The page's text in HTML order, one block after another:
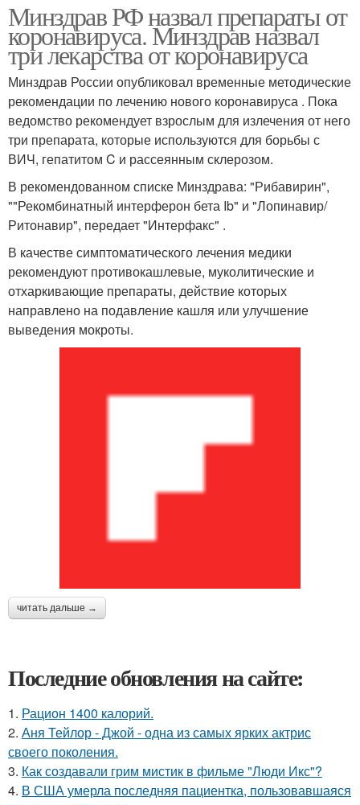
Минздрав РФ назвал препараты от
коронавируса. Минздрав назвал
три лекарства от коронавируса
Минздрав России опубликовал временные методические
рекомендации по лечению нового коронавируса . Пока
ведомство рекомендует взрослым для излечения от него
три препарата, которые используются для борьбы с
ВИЧ, гепатитом C и рассеянным склерозом.
В рекомендованном списке Минздрава: "Рибавирин",
""Рекомбинатный интерферон бета Ib" и "Лопинавир/
Ритонавир", передает "Интерфакс" .
В качестве симптоматического лечения медики
рекомендуют противокашлевые, муколитические и
отхаркивающие препараты, действие которых
направлено на подавление кашля или улучшение
выведения мокроты.
читать дальше →
Последние обновления на сайте:
1. Рацион 1400 калорий.
2. Аня Тейлор - Джой - одна из самых ярких актрис
своего поколения.
3. Как создавали грим мистик в фильме "Люди Икс"?
4. В США умерла последняя пациентка, пользовавшаяся